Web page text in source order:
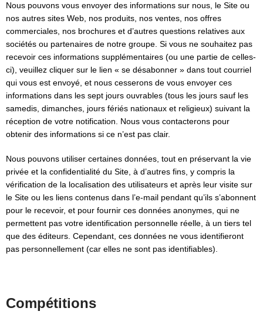
Nous pouvons vous envoyer des informations sur nous, le Site ou
nos autres sites Web, nos produits, nos ventes, nos offres
commerciales, nos brochures et d’autres questions relatives aux
sociétés ou partenaires de notre groupe. Si vous ne souhaitez pas
recevoir ces informations supplémentaires (ou une partie de celles-
ci), veuillez cliquer sur le lien « se désabonner » dans tout courriel
qui vous est envoyé, et nous cesserons de vous envoyer ces
informations dans les sept jours ouvrables (tous les jours sauf les
samedis, dimanches, jours fériés nationaux et religieux) suivant la
réception de votre notification. Nous vous contacterons pour
obtenir des informations si ce n’est pas clair.
Nous pouvons utiliser certaines données, tout en préservant la vie
privée et la confidentialité du Site, à d’autres fins, y compris la
vérification de la localisation des utilisateurs et après leur visite sur
le Site ou les liens contenus dans l’e-mail pendant qu’ils s’abonnent
pour le recevoir, et pour fournir ces données anonymes, qui ne
permettent pas votre identification personnelle réelle, à un tiers tel
que des éditeurs. Cependant, ces données ne vous identifieront
pas personnellement (car elles ne sont pas identifiables).
Compétitions